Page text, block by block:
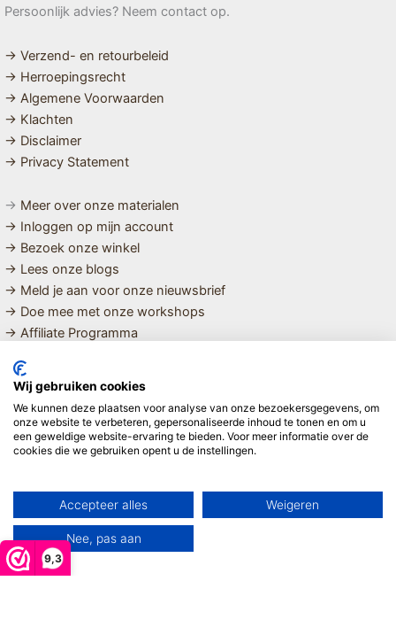
9,3
Persoonlijk advies? Neem contact op.
→ Verzend- en retourbeleid
→ Herroepingsrecht
→ Algemene Voorwaarden
→ Klachten
→ Disclaimer
→ Privacy Statement
→ Meer over onze materialen
→ Inloggen op mijn account
→ Bezoek onze winkel
→ Lees onze blogs
→ Meld je aan voor onze nieuwsbrief
→ Doe mee met onze workshops
→ Affiliate Programma
MET LIEFDE SAMENGESTELDE
BIOLOGISCHE EN DUURZAME PRODUCTEN VOOR HET HELE
GEZIN
Wij gebruiken cookies
We kunnen deze plaatsen voor analyse van onze bezoekersgegevens, om
onze website te verbeteren, gepersonaliseerde inhoud te tonen en om u
een geweldige website-ervaring te bieden. Voor meer informatie over de
cookies die we gebruiken opent u de instellingen.
Accepteer alles Weigeren
Nee, pas aan